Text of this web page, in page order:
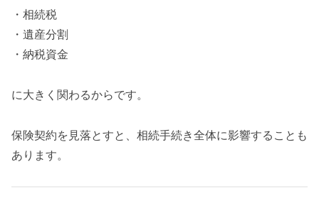
・相続税
・遺産分割
・納税資金
に大きく関わるからです。
保険契約を見落とすと、相続手続き全体に影響することも
あります。